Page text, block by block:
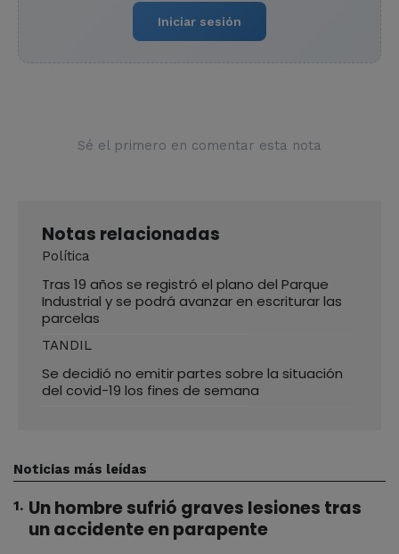
Iniciar sesión
Sé el primero en comentar esta nota
Notas relacionadas
Política
Tras 19 años se registró el plano del Parque
Industrial y se podrá avanzar en escriturar las
parcelas
TANDIL
Se decidió no emitir partes sobre la situación
del covid-19 los fines de semana
Noticias más leídas
1. Un hombre sufrió graves lesiones tras
un accidente en parapente